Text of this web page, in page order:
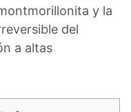
y la
del
a altas